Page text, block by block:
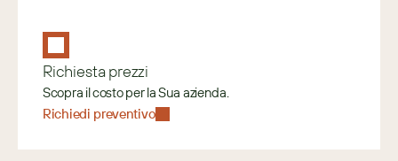
Richiesta prezzi
Scopra il costo per la Sua azienda.
Richiedi preventivo